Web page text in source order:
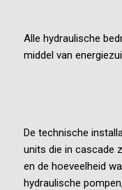
Alle hydraulische
middel van
De technische
units die in cascade
en de hoeveelheid
hydraulische